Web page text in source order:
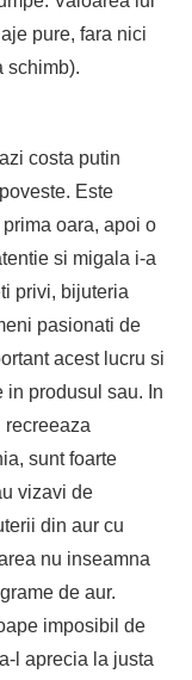
pure, fara nici
schimb).
costa putin
Este
oara, apoi o
si migala i-a
privi, bijuteria
pasionati de
acest lucru si
in produsul sau. In
recreeaza
sunt foarte
vizavi de
din aur cu
nu inseamna
de aur.
imposibil de
l aprecia la justa